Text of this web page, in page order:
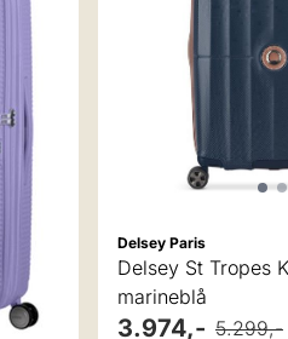
Delsey Paris
Delsey St Tropes
marineblå
3.974,- 5.299,-